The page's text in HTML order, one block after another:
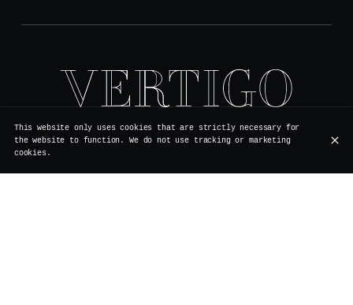
+32 2 511 95 17
This website only uses cookies that are strictly necessary for
the website to function. We do not use tracking or marketing
cookies.